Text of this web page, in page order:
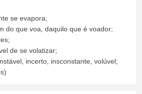
se evapora;
do que voa, daquilo que é voador;
de se volatizar;
incerto, insconstante, volúvel;